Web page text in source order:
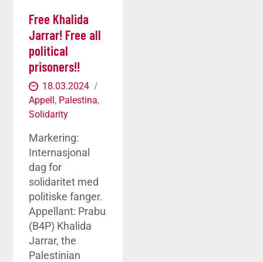
Free Khalida
Jarrar! Free all
political
prisoners!!
18.03.2024
Appell , Palestina,
Solidarity
Markering:
Internasjonal
dag for
solidaritet med
politiske fanger.
Appellant: Prabu
(B4P) Khalida
Jarrar, the
Palestinian